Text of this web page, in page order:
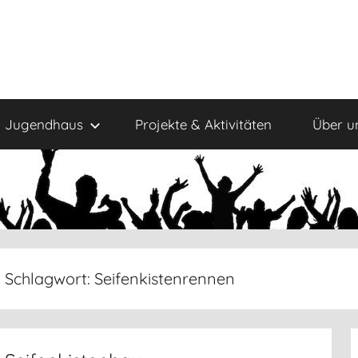
Jugendhaus Projekte & Aktivitäten Über
Schlagwort: Seifenkistenrennen